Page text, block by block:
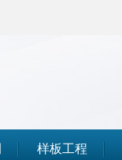
样板工程